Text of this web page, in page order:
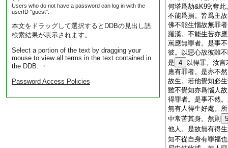
Users who do not have a password can log in with the
userID "guest".
本文をドラッグして選択するとDDBの見出し語
検索結果が表示されます。
Select a portion of the text by dragging your
mouse to view all terms in the text contained in
the DDB. ・
Password Access Policies
何塔爲劫&K99;奪
不能爲損。皆爲主
佛不能生惱故無罪
羅漢。不能生苦亦
罵應無罪者。是事
彼。以惡心故彼雖
是 4
以得罪。汝
應有罪者。是亦不
故生。若他覺知必
雖不覺知亦爲惱人
得罪者。是事不然
無有人得生好處。
中常苦其身。然則
5
他人。是故無有得
知不從自身有罪福